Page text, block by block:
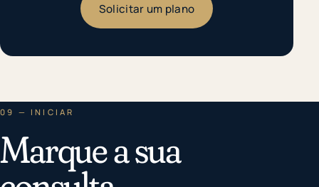
Solicitar um plano
09 — INICIAR
Marque a sua